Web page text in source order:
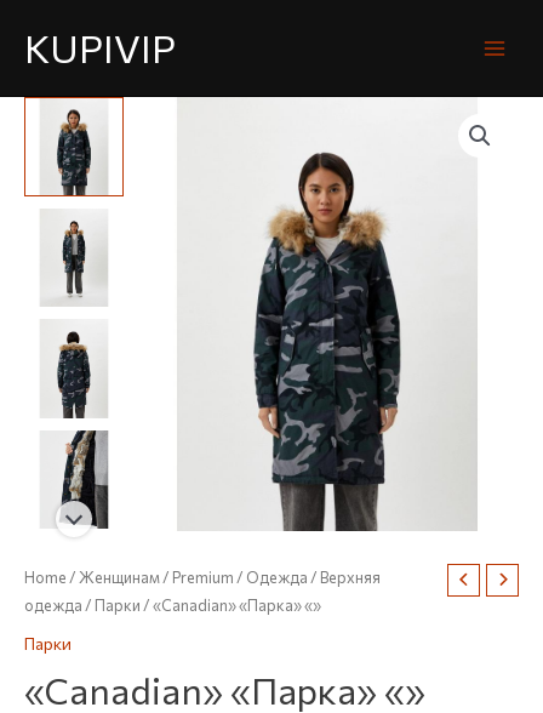
KUPIVIP
Home/Женщинам/ Premium/ Одежда/ Верхняя
одежда/ Парки/ «Canadian» «Парка» «»
Парки
«Canadian» «Парка» «»